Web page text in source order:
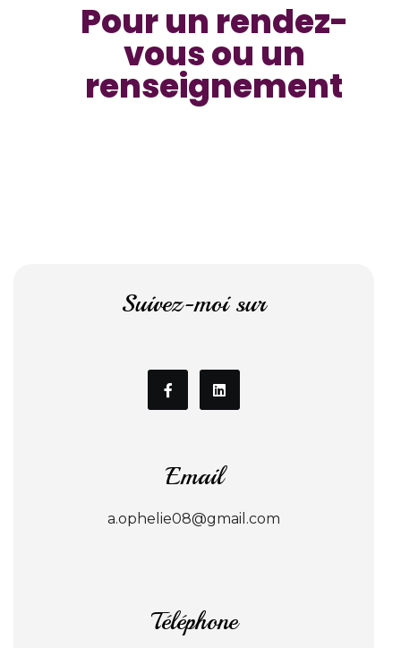
Pour un rendez-
vous ou un
renseignement
Suivez-moi sur
Email
a.ophelie08@gmail.com
Téléphone